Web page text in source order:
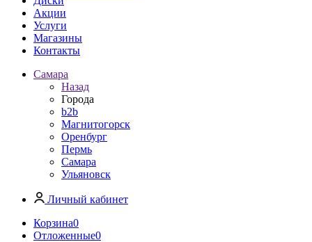
Акции
Услуги
Магазины
Контакты
Самара
Назад
Города
b2b
Магнитогорск
Оренбург
Пермь
Самара
Ульяновск
Личный кабинет
Корзина0
Отложенные0